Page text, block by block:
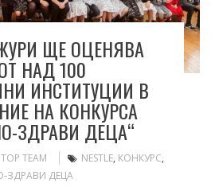
ЩЕ ОЦЕНЯВА
НАД 100
ИНСТИТУЦИИ В
НА КОНКУРСА
ЗДРАВИ ДЕЦА“
TEAM NESTLE, КОНКУРС,
ЗДРАВИ ДЕЦА